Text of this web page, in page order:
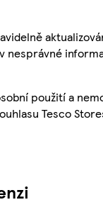
nesprávné
použití a
Tesco